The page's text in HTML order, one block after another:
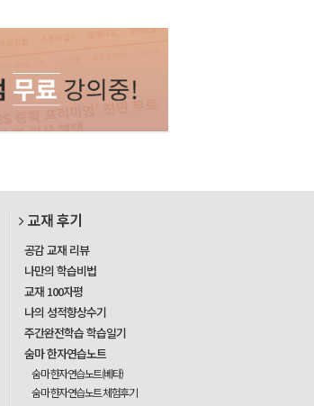
교재 후기
공감 교재 리뷰
나만의 학습비법
교재 100자평
나의 성적향상수기
주간완전학습 학습일기
숨마 한자연습노트
숨마 한자연습노트(베타)
숨마 한자연습노트 체험후기